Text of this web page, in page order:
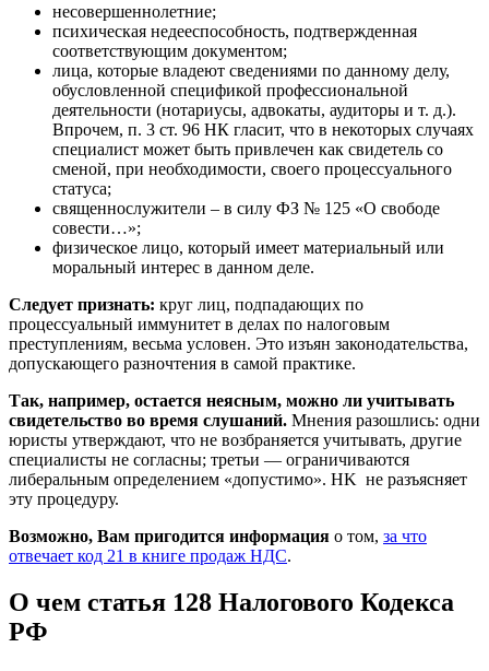
несовершеннолетние;
психическая недееспособность, подтвержденная
соответствующим документом;
лица, которые владеют сведениями по данному делу,
обусловленной спецификой профессиональной
деятельности (нотариусы, адвокаты, аудиторы и т. д.).
Впрочем, п. 3 ст. 96 НК гласит, что в некоторых случаях
специалист может быть привлечен как свидетель со
сменой, при необходимости, своего процессуального
статуса;
священнослужители – в силу ФЗ № 125 «О свободе
совести…»;
физическое лицо, который имеет материальный или
моральный интерес в данном деле.
Следует признать: круг лиц, подпадающих по
процессуальный иммунитет в делах по налоговым
преступлениям, весьма условен. Это изъян законодательства,
допускающего разночтения в самой практике.
Так, например, остается неясным, можно ли учитывать
свидетельство во время слушаний. Мнения разошлись: одни
юристы утверждают, что не возбраняется учитывать, другие
специалисты не согласны; третьи — ограничиваются
либеральным определением «допустимо». HK не разъясняет
эту процедуру.
Возможно, Вам пригодится информация о том, за что
отвечает код 21 в книге продаж НДС.
О чем статья 128 Налогового Кодекса
РФ